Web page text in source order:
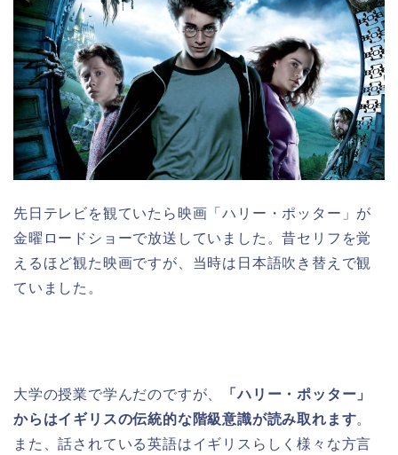
先日テレビを観ていたら映画「ハリー・ポッター」が
金曜ロードショーで放送していました。昔セリフを覚
えるほど観た映画ですが、当時は日本語吹き替えで観
ていました。
大学の授業で学んだのですが、
「ハリー・ポッター」
からはイギリスの伝統的な階級意識が読み取れます。
また、話されている英語はイギリスらしく様々な方言